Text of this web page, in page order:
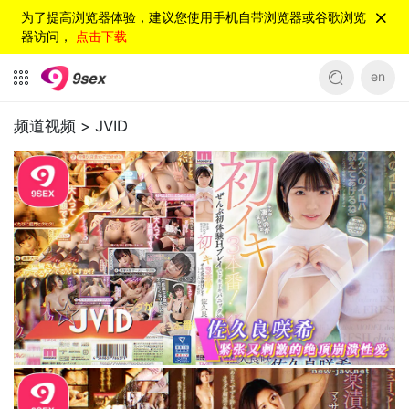
为了提高浏览器体验，建议您使用手机自带浏览器或谷歌浏览
器访问， 点击下载
en
频道视频 > JVID